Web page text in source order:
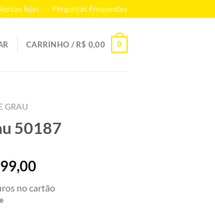
lojas Perguntas Frequentes
CARRINHO / R$ 0,00 0
GRAU
50187
99,00O
atual
no cartão